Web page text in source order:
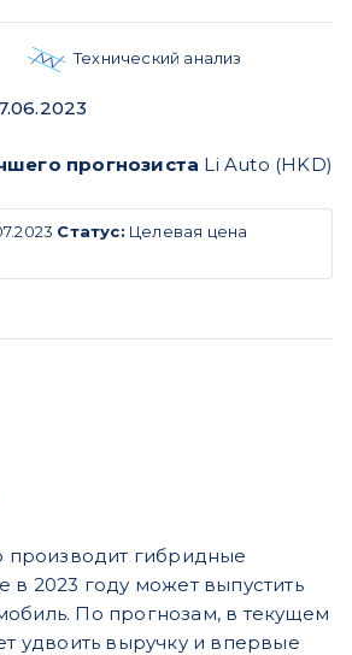
Технический анализ
прогнозиста Li Auto (HKD)
Статус: Целевая цена
производит гибридные
в 2023 году может выпустить
По прогнозам, в текущем
удвоить выручку и впервые